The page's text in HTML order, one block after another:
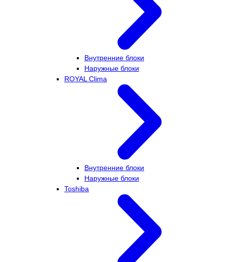
Внутренние блоки
Наружные блоки
ROYAL Clima
Внутренние блоки
Наружные блоки
Toshiba